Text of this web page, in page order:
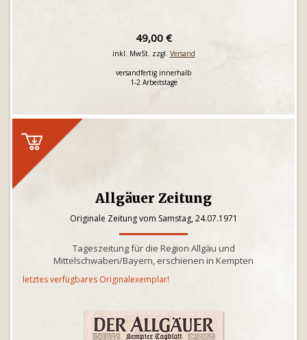
49,00 €
inkl. MwSt. zzgl. Versand
versandfertig innerhalb
1-2 Arbeitstage
Allgäuer Zeitung
Originale Zeitung vom Samstag, 24.07.1971
Tageszeitung für die Region Allgäu und
Mittelschwaben/Bayern, erschienen in Kempten
letztes verfügbares Originalexemplar!